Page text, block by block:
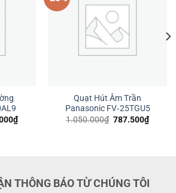
₫Giá
hiện
Quạt Hút Âm Trần
Panasonic FV‑25TGU5
1.050.000₫ Giá
787.500₫Giá
hiện
THÔNG BÁO TỪ CHÚNG TÔI